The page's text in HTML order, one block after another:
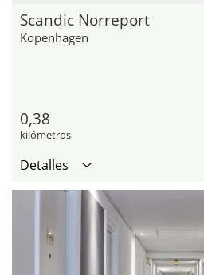
Scandic Norreport
Kopenhagen
0,38
kilómetros
Detalles